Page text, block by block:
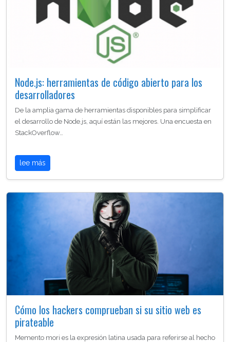
Node.js: herramientas de código abierto para los
desarrolladores
De la amplia gama de herramientas disponibles para simplificar
el desarrollo de Node.js, aquí están las mejores. Una encuesta en
StackOverflow…
lee más
Cómo los hackers comprueban si su sitio web es
pirateable
Memento mori es la expresión latina usada para referirse al hecho